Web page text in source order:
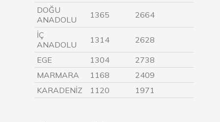
DOĞU
ANADOLU
1365 2664
İÇ
ANADOLU
1314 2628
EGE 1304
2738
MARMARA
1168
2409
KARADENİZ
1120 1971